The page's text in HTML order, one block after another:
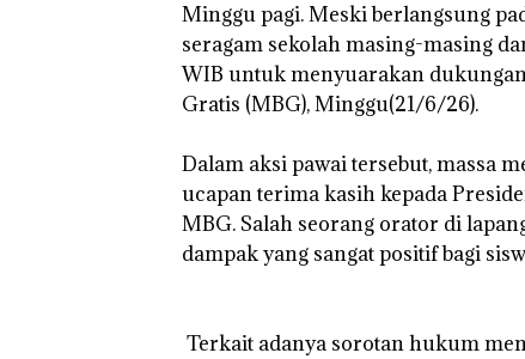
Minggu pagi. Meski berlangsung
seragam sekolah masing-masing
WIB untuk menyuarakan
Gratis (MBG), Minggu(21/6/26).
‎Dalam aksi pawai tersebut, massa
ucapan terima kasih kepada
MBG. Salah seorang orator di
dampak yang sangat positif bagi
Terkait adanya sorotan hukum